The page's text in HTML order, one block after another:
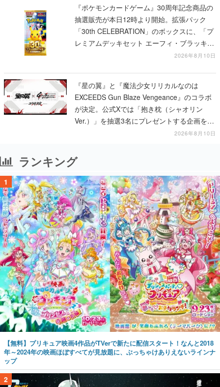
『ポケモンカードゲーム』30周年記念商品の
抽選販売が本日12時より開始。拡張パック
「30th CELEBRATION」のボックスに、「プ
レミアムデッキセット エーフィ・ブラッキ
ー」「FUTURISTIC BOX」の計3商品2026年8月10日
『星の翼』と『魔法少女リリカルなのは
EXCEEDS Gun Blaze Vengeance』のコラボ
が決定。公式Xでは「抱き枕（シャオリン
Ver.）」を抽選3名にプレゼントする企画を実
2026年8月10日
ランキング
1
【無料】プリキュア映画4作品がTVerで新たに配信スタート！なんと2018
年～2024年の映画ほぼすべてが見放題に、ぶっちゃけありえないラインナ
ップ
2